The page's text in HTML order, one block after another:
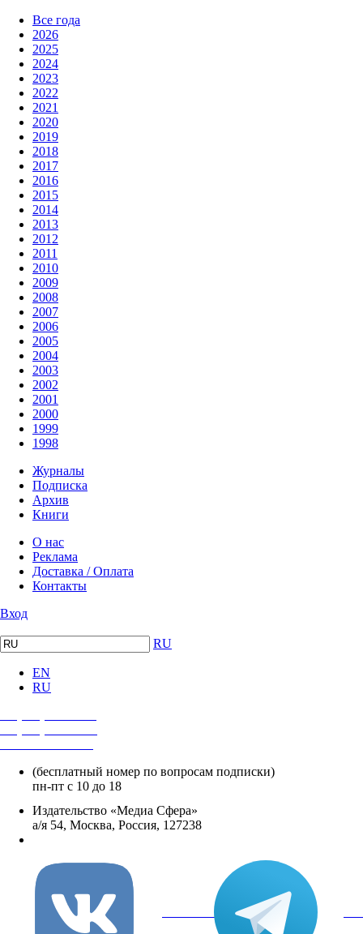
Все года
2026
2025
2024
2023
2022
2021
2020
2019
2018
2017
2016
2015
2014
2013
2012
2011
2010
2009
2008
2007
2006
2005
2004
2003
2002
2001
2000
1999
1998
Журналы
Подписка
Архив
Книги
О нас
Реклама
Доставка / Оплата
Контакты
Вход
RU
EN
RU
(бесплатный номер по вопросам подписки)
пн-пт с 10 до 18
Издательство «Медиа Сфера»
а/я 54, Москва, Россия, 127238
вКонтакте